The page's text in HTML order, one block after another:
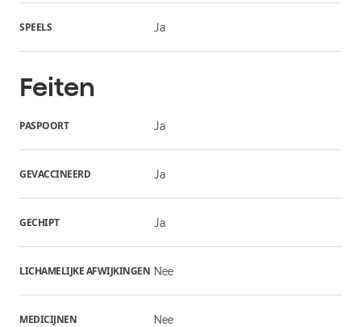
SPEELS Ja
Feiten
PASPOORT Ja
GEVACCINEERD Ja
GECHIPT Ja
LICHAMELIJKE AFWIJKINGEN Nee
MEDICIJNEN Nee